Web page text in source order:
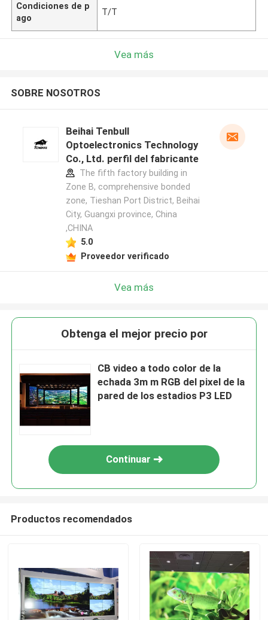
Condiciones de p
ago
T/T
Vea más
SOBRE NOSOTROS
Beihai Tenbull
Optoelectronics Technology
Co., Ltd. perfil del fabricante
The fifth factory building in
Zone B, comprehensive bonded
zone, Tieshan Port District, Beihai
City, Guangxi province, China
,CHINA
5.0
Proveedor verificado
Vea más
Obtenga el mejor precio por
CB video a todo color de la
echada 3m m RGB del pixel de la
pared de los estadios P3 LED
Continuar
Productos recomendados